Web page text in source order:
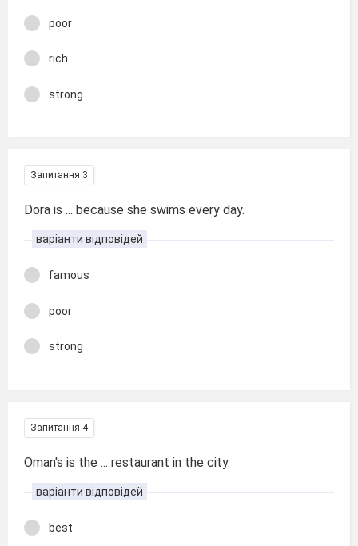
poor
rich
strong
Запитання 3
Dora is ... because she swims every day.
варіанти відповідей
famous
poor
strong
Запитання 4
Oman's is the ... restaurant in the city.
варіанти відповідей
best